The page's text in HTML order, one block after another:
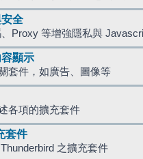
全
Proxy 等增強隱私與
顯示
套件，如廣告、圖像等
各項的擴充套件
套件
之擴充套件